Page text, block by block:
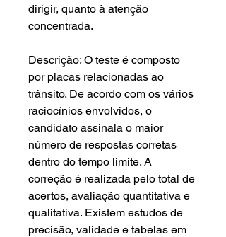
dirigir, quanto à atenção
concentrada.
Descrição: O teste é composto
por placas relacionadas ao
trânsito. De acordo com os vários
raciocínios envolvidos, o
candidato assinala o maior
número de respostas corretas
dentro do tempo limite. A
correção é realizada pelo total de
acertos, avaliação quantitativa e
qualitativa. Existem estudos de
precisão, validade e tabelas em